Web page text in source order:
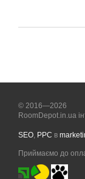
© 2016—2026
RoomDepot.in.ua
SEO, PPC в
Приймаємо до